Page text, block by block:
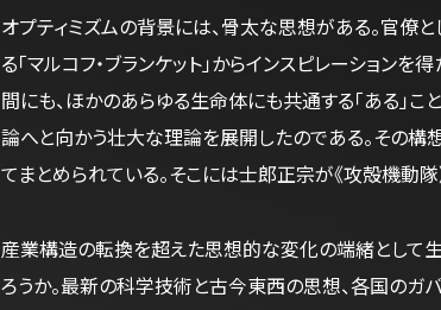
オプティミズムの背景には、骨太な思想がある。官僚
る「マルコフ・ブランケット」からインスピレーション
間にも、ほかのあらゆる生命体にも共通する「ある」
論へと向かう壮大な理論を展開したのである。その
てまとめられている。そこには士郎正宗が《攻殻機動
産業構造の転換を超えた思想的な変化の端緒として
ろうか。最新の科学技術と古今東西の思想、各国のガ